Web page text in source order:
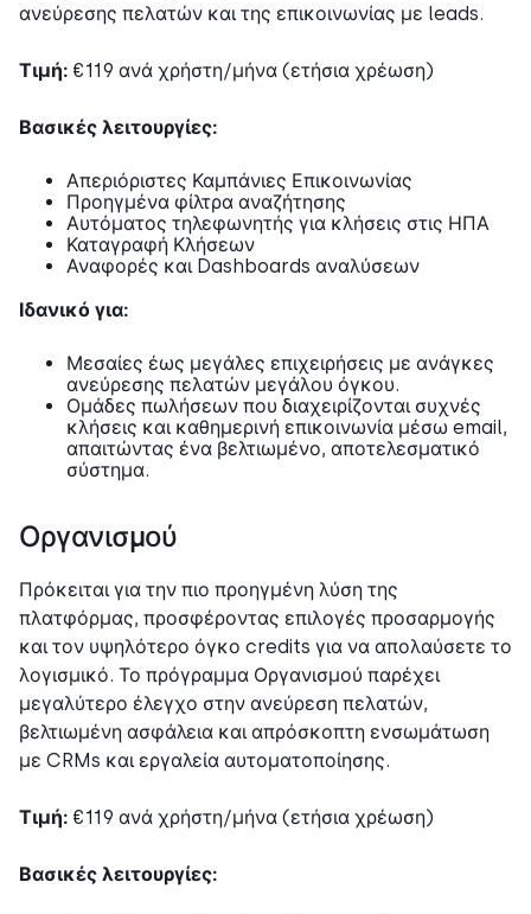
ανεύρεσης πελατών και της επικοινωνίας με leads.
Τιμή: €119 ανά χρήστη/μήνα (ετήσια χρέωση)
Βασικές λειτουργίες:
Απεριόριστες Καμπάνιες Επικοινωνίας
Προηγμένα φίλτρα αναζήτησης
Αυτόματος τηλεφωνητής για κλήσεις στις ΗΠΑ
Καταγραφή Κλήσεων
Αναφορές και Dashboards αναλύσεων
Ιδανικό για:
Μεσαίες έως μεγάλες επιχειρήσεις με ανάγκες
ανεύρεσης πελατών μεγάλου όγκου.
Ομάδες πωλήσεων που διαχειρίζονται συχνές
κλήσεις και καθημερινή επικοινωνία μέσω email,
απαιτώντας ένα βελτιωμένο, αποτελεσματικό
σύστημα.
Οργανισμού
Πρόκειται για την πιο προηγμένη λύση της
πλατφόρμας, προσφέροντας επιλογές προσαρμογής
και τον υψηλότερο όγκο credits για να απολαύσετε το
λογισμικό. Το πρόγραμμα Οργανισμού παρέχει
μεγαλύτερο έλεγχο στην ανεύρεση πελατών,
βελτιωμένη ασφάλεια και απρόσκοπτη ενσωμάτωση
με CRMs και εργαλεία αυτοματοποίησης.
Τιμή: €119 ανά χρήστη/μήνα (ετήσια χρέωση)
Βασικές λειτουργίες: